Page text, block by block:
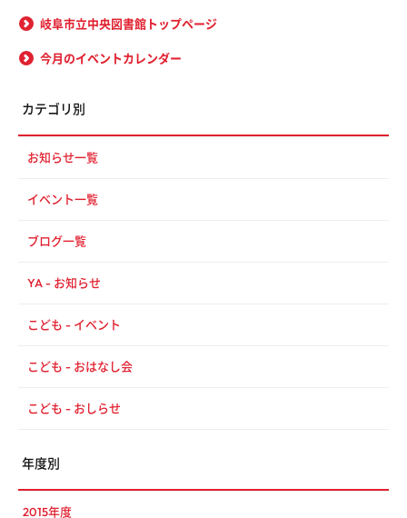
岐阜市立中央図書館トップページ
今月のイベントカレンダー
カテゴリ別
お知らせ一覧
イベント一覧
ブログ一覧
YA - お知らせ
こども - イベント
こども - おはなし会
こども - おしらせ
年度別
2015年度